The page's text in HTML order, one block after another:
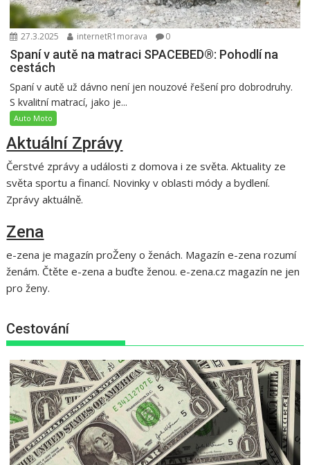
27.3.2025 internetR1morava 0
Spaní v autě na matraci SPACEBED®: Pohodlí na
cestách
Spaní v autě už dávno není jen nouzové řešení pro dobrodruhy.
S kvalitní matrací, jako je...
Auto Moto
Aktuální Zprávy
Čerstvé zprávy a události z domova i ze světa. Aktuality ze
světa sportu a financí. Novinky v oblasti módy a bydlení.
Zprávy aktuálně.
Zena
e-zena je magazín proŽeny o ženách. Magazín e-zena rozumí
ženám. Čtěte e-zena a buďte ženou. e-zena.cz magazín ne jen
pro ženy.
Cestování